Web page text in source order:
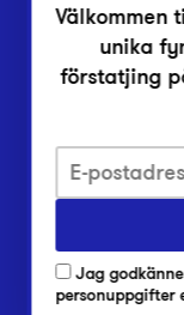
Har du frågor om
Har du frågor om
Vanliga frågor om
Välkommen
unika
förstatjing
Jag